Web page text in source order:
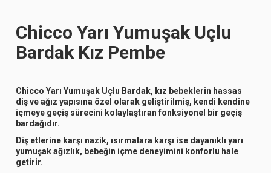
Chicco Yarı Yumuşak Uçlu
Bardak Kız Pembe
Chicco Yarı Yumuşak Uçlu Bardak, kız bebeklerin hassas
diş ve ağız yapısına özel olarak geliştirilmiş, kendi kendine
içmeye geçiş sürecini kolaylaştıran fonksiyonel bir geçiş
bardağıdır.
Diş etlerine karşı nazik, ısırmalara karşı ise dayanıklı yarı
yumuşak ağızlık, bebeğin içme deneyimini konforlu hale
getirir.